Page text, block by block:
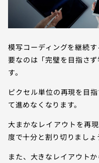
模写コーディングを継続
要なのは「完璧を目指さ
す。
ピクセル単位の再現を目
て進めなくなります。
大まかなレイアウトを再
度で十分と割り切りましょ
また、大きなレイアウト